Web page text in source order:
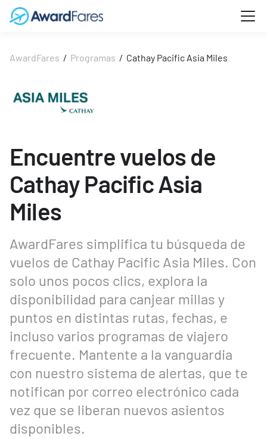
AwardFares / Programas / Cathay Pacific Asia Miles
Encuentre vuelos de
Cathay Pacific Asia
Miles
AwardFares simplifica tu búsqueda de
vuelos de Cathay Pacific Asia Miles. Con
solo unos pocos clics, explora la
disponibilidad para canjear millas y
puntos en distintas rutas, fechas, e
incluso varios programas de viajero
frecuente. Mantente a la vanguardia
con nuestro sistema de alertas, que te
notifican por correo electrónico cada
vez que se liberan nuevos asientos
disponibles.